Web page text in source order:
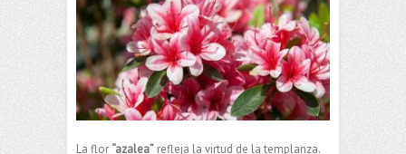
La flor “azalea” refleja la virtud de la templanza.